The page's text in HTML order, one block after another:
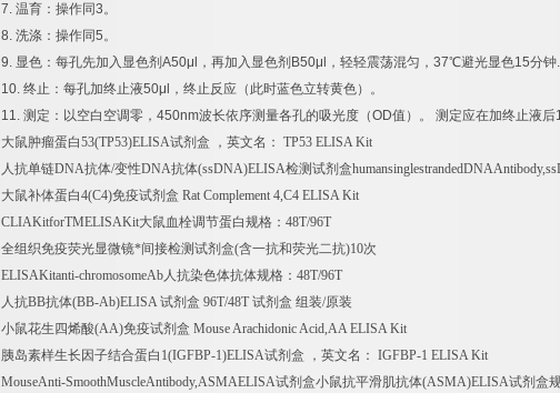
7. 温育：操作同3。
8. 洗涤：操作同5。
9. 显色：每孔先加入显色剂 A50μl ，再加入显色剂 B50μl ，轻轻震荡混匀， 37℃避光显色15分钟.
10. 终止：每孔加终止液50μl
，终止反应（此时蓝色立转黄色）。
11. 测定：以空白空调零， 450nm波长依序测量各孔的吸光度（OD值）。 测定应在加终止液后
大鼠肿瘤蛋白53(TP53)ELISA试剂盒 ，英文名： TP53 ELISA Kit
人抗单链DNA抗体/变性DNA抗体(ssDNA)ELISA检测试剂盒
大鼠补体蛋白4(C4)免疫试剂盒 Rat Complement 4,C4 ELISA Kit
CLIAKitforTMELISAKit大鼠血栓调节蛋白规格： 48T/96T
全组织免疫荧光显微镜*间接检测试剂盒(含一抗和荧光二抗)10次
ELISAKitanti-chromosomeAb人抗染色体抗体规格： 48T/96T
人抗BB抗体(BB-Ab)ELISA试剂盒 96T/48T 试剂盒 组装/原装
小鼠花生四烯酸(AA)免疫试剂盒 Mouse Arachidonic Acid,AA ELISA Kit
胰岛素样生长因子结合蛋白 1(IGFBP-1)ELISA试剂盒 ，英文名： IGFBP-1 ELISA Kit
MouseAnti-SmoothMuscleAntibody,ASMAELISA试剂盒小鼠抗平滑肌抗体(ASMA)ELISA试剂盒